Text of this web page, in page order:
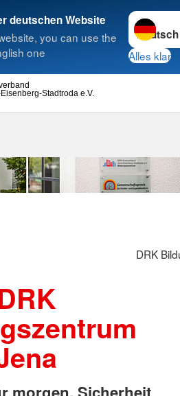
deutschen Website
you can use the
one
Sprache
Alles klar
Stadtroda e.V.
Suche
DRK